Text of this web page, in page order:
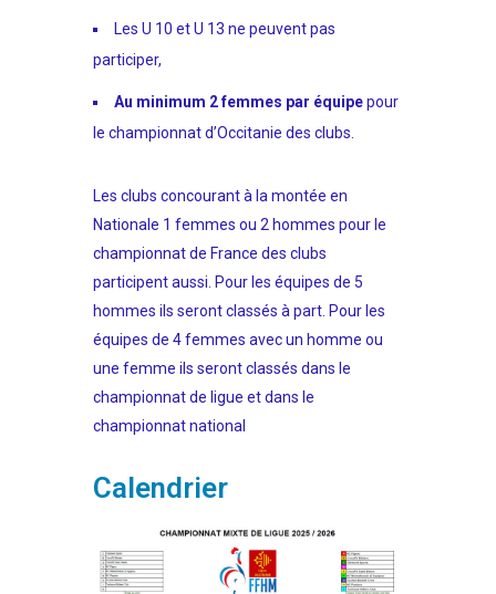
Les U 10 et U 13 ne peuvent pas
participer,
Au minimum 2 femmes par équipepour
le championnat d’Occitanie des clubs.
Les clubs concourant à la montée en
Nationale 1 femmes ou 2 hommes pour le
championnat de France des clubs
participent aussi. Pour les équipes de 5
hommes ils seront classés à part. Pour les
équipes de 4 femmes avec un homme ou
une femme ils seront classés dans le
championnat de ligue et dans le
championnat national
Calendrier